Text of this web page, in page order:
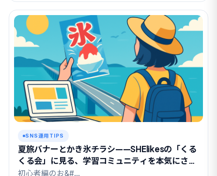
SNS運用TIPS
夏旅バナーとかき氷チラシ——SHElikesの「くる
くる会」に見る、学習コミュニティを本気にさせ
る課題設計
初心者編のお&#…